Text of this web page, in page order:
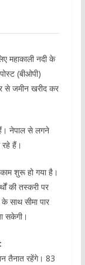
महाकाली नदी के
(बीओपी)
से जमीन खरीद कर
हैं। नेपाल से लगने
रहे हैं।
शुरू हो गया है।
की तस्करी पर
साथ सीमा पार
सकेगी।
तैनात रहेंगे। 83